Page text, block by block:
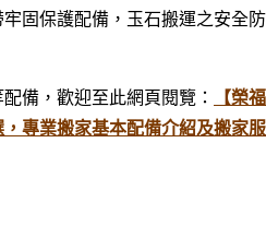
固保護配備，玉石搬運之安全防
備，歡迎至此網頁閱覽：
【榮福
專業搬家基本配備介紹及搬家服